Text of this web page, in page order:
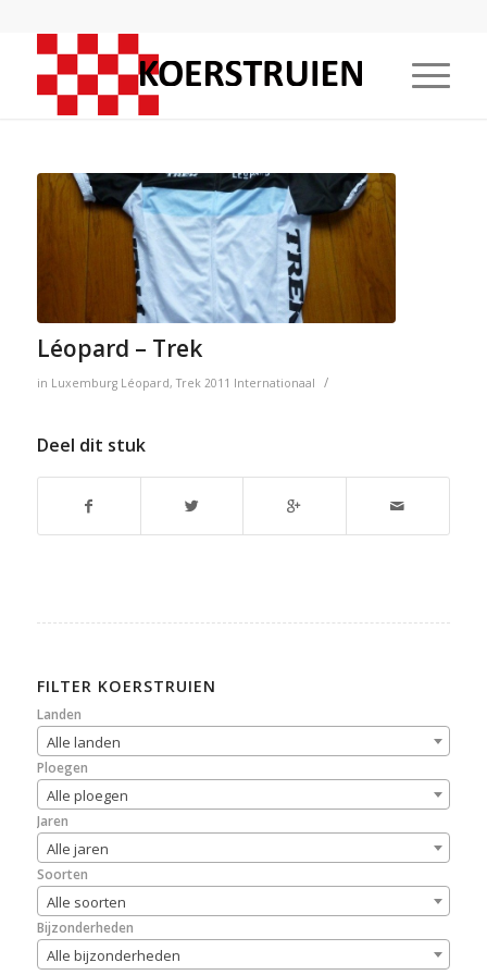
Léopard – Trek
in Luxemburg Léopard,Trek 2011 Internationaal /
Deel dit stuk
FILTER KOERSTRUIEN
Landen
Alle landen
Ploegen
Alle ploegen
Jaren
Alle jaren
Soorten
Alle soorten
Bijzonderheden
Alle bijzonderheden